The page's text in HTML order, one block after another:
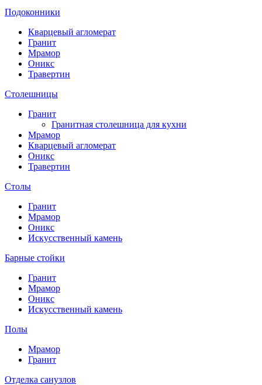
Подоконники
Кварцевый агломерат
Гранит
Мрамор
Оникс
Травертин
Столешницы
Гранит
Гранитная столешница для кухни
Мрамор
Кварцевый агломерат
Оникс
Травертин
Столы
Гранит
Мрамор
Оникс
Искусственный камень
Барные стойки
Гранит
Мрамор
Оникс
Искусственный камень
Полы
Мрамор
Гранит
Отделка санузлов